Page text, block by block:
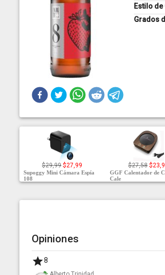
Estilo de
Grados
$29,99 $27,99
Supoggy Mini Cámara Espía
108
$27,58
GGF Calentador de
Cale
Opiniones
8